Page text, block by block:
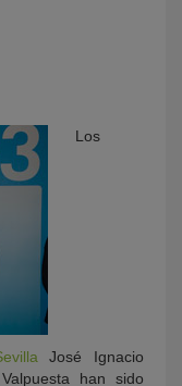
Los
José Ignacio
han sido